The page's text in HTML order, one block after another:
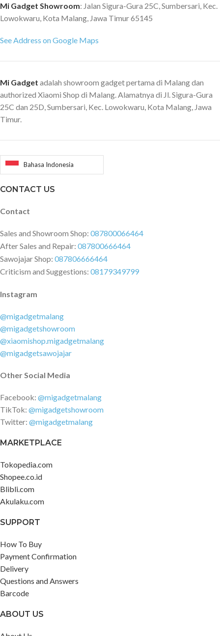
Mi Gadget Showroom: Jalan Sigura-Gura 25C, Sumbersari, Kec.
Lowokwaru, Kota Malang, Jawa Timur 65145
See Address on Google Maps
Mi Gadget adalah showroom gadget pertama di Malang dan
authorized Xiaomi Shop di Malang. Alamatnya di Jl. Sigura-Gura
25C dan 25D, Sumbersari, Kec. Lowokwaru, Kota Malang, Jawa
Timur.
Bahasa Indonesia
CONTACT US
Contact
Sales and Showroom Shop: 087800066464
After Sales and Repair: 087800666464
Sawojajar Shop: 087806666464
Criticism and Suggestions: 08179349799
Instagram
@migadgetmalang
@migadgetshowroom
@xiaomishop.migadgetmalang
@migadgetsawojajar
Other Social Media
Facebook: @migadgetmalang
TikTok: @migadgetshowroom
Twitter: @migadgetmalang
MARKETPLACE
Tokopedia.com
Shopee.co.id
Blibli.com
Akulaku.com
SUPPORT
How To Buy
Payment Confirmation
Delivery
Questions and Answers
Barcode
ABOUT US